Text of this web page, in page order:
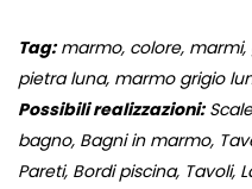
Tag:marmo, colore, marmi,
pietra luna, marmo grigio
Possibili realizzazioni:
bagno, Bagni in marmo,
Pareti, Bordi piscina, Tavoli,